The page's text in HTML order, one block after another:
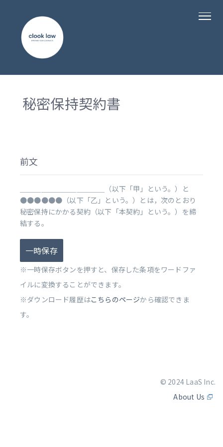
秘密保持契約書
前文
＿＿＿＿＿＿＿＿＿＿＿＿（以下「甲」という。）と
●●●●●●（以下「乙」という。）とは，次のとおり
秘密保持にかかる契約（以下「本契約」という。）を締
結する。
一時保存
※一時保存ボタンを押すと、保存した条項をワードファ
イルに変換することができます。
※ダウンロード履歴はこちらのページから確認できま
す。
© 2024 LaaS Inc.
About Us